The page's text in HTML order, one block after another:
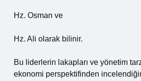
Hz. Osman ve
Hz. Ali olarak bilinir.
Bu liderlerin lakapları ve yönetim
ekonomi perspektifinden